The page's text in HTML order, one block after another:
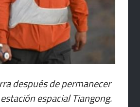
después de permanecer
espacial Tiangong.